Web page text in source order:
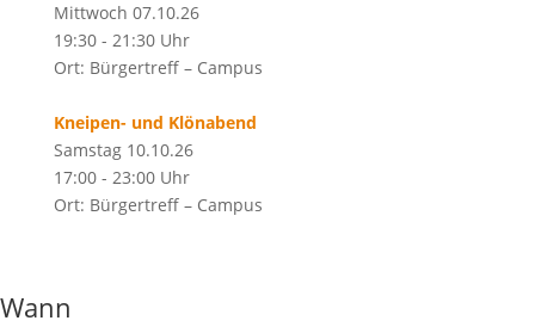
Mittwoch 07.10.26
19:30 - 21:30 Uhr
Ort: Bürgertreff – Campus
Kneipen- und Klönabend
Samstag 10.10.26
17:00 - 23:00 Uhr
Ort: Bürgertreff – Campus
Wann